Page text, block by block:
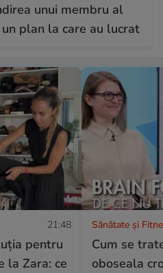
unui membru al
plan la care au lucrat
21:48
pentru
la Zara: ce
Sănătate și
Cum se
oboseala